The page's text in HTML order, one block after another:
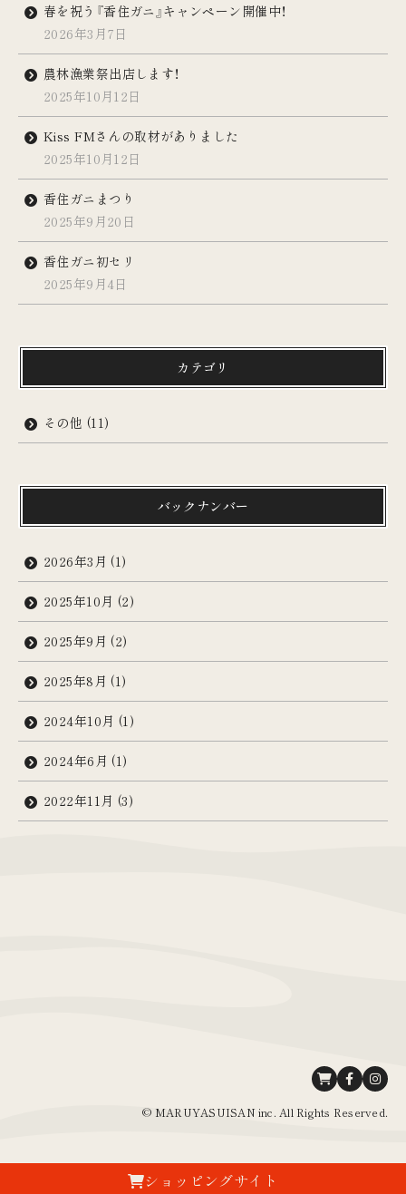
春を祝う『香住ガニ』キャンペーン開催中！
2026年3月7日
農林漁業祭出店します！
2025年10月12日
Kiss FMさんの取材がありました
2025年10月12日
香住ガニまつり
2025年9月20日
香住ガニ初セリ
2025年9月4日
カテゴリ
その他 (11)
バックナンバー
2026年3月 (1)
2025年10月 (2)
2025年9月 (2)
2025年8月 (1)
2024年10月 (1)
2024年6月 (1)
2022年11月 (3)
© MARUYASUISAN inc. All Rights Reserved.
ショッピングサイト